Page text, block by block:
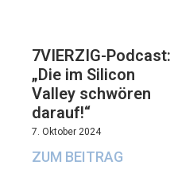
7VIERZIG-Podcast:
„Die im Silicon
Valley schwören
darauf!“
7. Oktober 2024
ZUM BEITRAG